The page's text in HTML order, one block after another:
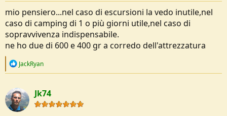
mio pensiero...nel caso di escursioni la vedo inutile,nel
caso di camping di 1 o più giorni utile,nel caso di
sopravvivenza indispensabile.
ne ho due di 600 e 400 gr a corredo dell'attrezzatura
R
c
t
i
o
JackRyan
Jk74